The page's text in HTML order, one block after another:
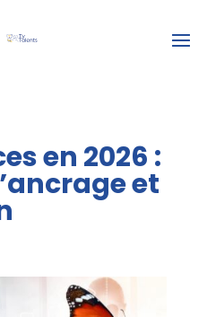
en 2026 :
et